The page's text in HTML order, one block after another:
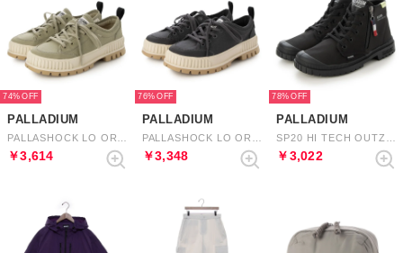
74%
PALLADIUM
￥3,614
76%
PALLADIUM
￥3,348
78%
PALLADIUM
￥3,022